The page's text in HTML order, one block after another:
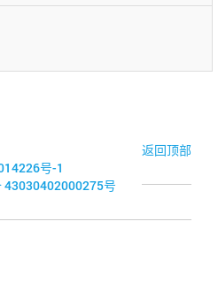
返回顶部
号-1
43030402000275号